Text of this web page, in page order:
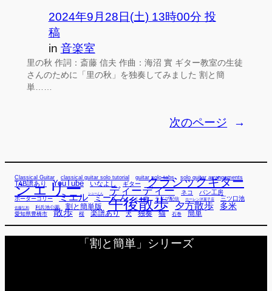
2024年9月28日(土) 13時00分 投
稿
in 音楽室
里の秋 作詞：斎藤 信夫 作曲：海沼 實 ギター教室の生徒
さんのために「里の秋」を独奏してみました 割と簡
単……
次のページ →
Classical Guitar classical guitar solo tutorial guitar solo tabs solo guitar arrangements
TAB譜あり YouTube いなよし ギター クラシックギター
シェリー シューくん ディーディー ネコ パン工房
ボーダーコリー ミエル ミーくん ミー君 ライブ配信 ローレン洋菓子店 三ツ口池
佐藤弘和 利兵池公園 割と簡単版 午後散歩 夕方散歩 多米
愛知県豊橋市 散歩 桜 楽譜あり 犬 独奏 猫 石巻 簡単
「割と簡単」シリーズ